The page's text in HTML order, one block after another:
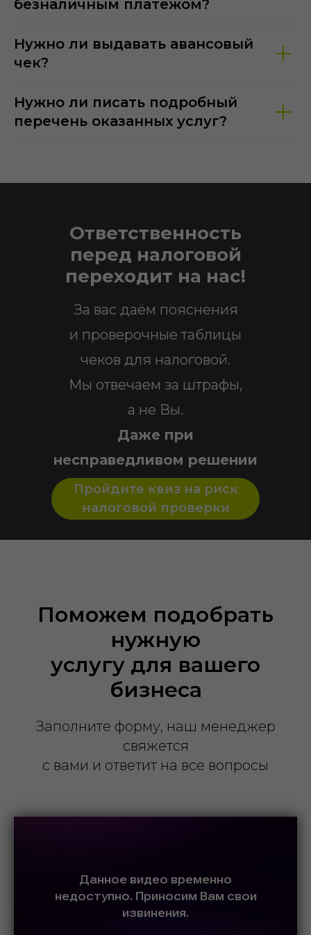
безналичным платежом?
Нужно ли выдавать авансовый
чек?
Нужно ли писать подробный
перечень оказанных услуг?
Ответственность
перед налоговой
переходит на нас!
За вас даём пояснения
и проверочные таблицы
чеков для налоговой.
Мы отвечаем за штрафы,
а не Вы.
Даже при
несправедливом решении
налоговой.
Пройдите квиз на риск
налоговой проверки
Поможем подобрать
нужную
услугу для вашего
бизнеса
Заполните форму, наш менеджер
свяжется
с вами и ответит на все вопросы